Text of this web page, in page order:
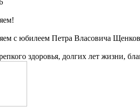
с юбилеем Петра Власовича
здоровья, долгих лет жизни,